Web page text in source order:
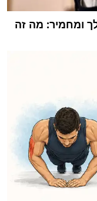
ומחמיר: מה זה